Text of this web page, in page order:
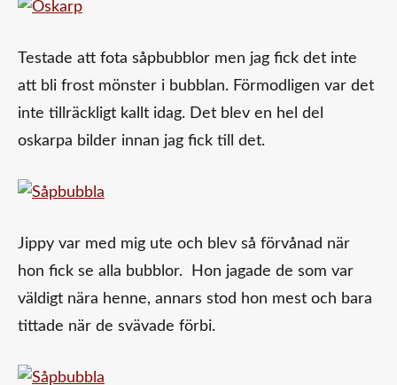
Testade att fota såpbubblor men jag fick det inte
att bli frost mönster i bubblan. Förmodligen var det
inte tillräckligt kallt idag. Det blev en hel del
oskarpa bilder innan jag fick till det.
Jippy var med mig ute och blev så förvånad när
hon fick se alla bubblor. Hon jagade de som var
väldigt nära henne, annars stod hon mest och bara
tittade när de svävade förbi.